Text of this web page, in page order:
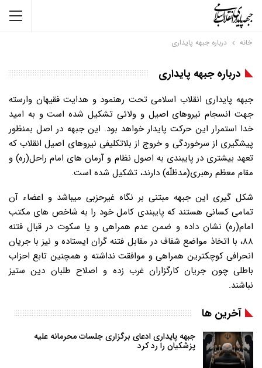
خانه درباره جبهه پایداری
درباره جبهه پایداری
جبهه پایداری انقلاب اسلامی تحت رهنمود و هدایت فقیهان وارسته
جهت انسجام نیروهای اصیل و ولائی تشکیل شده است و به امید
خدا استمرار این حرکت پایدار خواهد بود. این جبهه در اصل بمنظور
پیشگیری از سرخوردگی و خروج از بلاتکلیفی نیروهای اصیل انقلاب که
تعهد بیشتری در پایبندی به اصول نظام و آرمان های امام راحل(ره) و
مقام معظم رهبری(مدظلّه) دارند، تشکیل شده است.
شکل گیری این جبهه مبتنی بر نگاه غیرحزبی میباشد و اعضاء آن
تمامی کسانی هستند که پایبندی کامل خود را به شاخص های مکتب
امام(ره) نشان داده و ضمن عدم همراهی و یا سکوت در قبال فتنه
۸۸، با اتخاذ مواضع شفاف در مقابل فتنه گران ایستاده و نیز با جریان
انحرافی کوچکترین همراهی و موافقت نداشته و همچنین تابع احزاب
باطلی چون جریان کارگزاران غرب زده و اصلاح طلبان دین ستیز
نباشند.
آخرین ها
جبهه پایداری ادعای برگزاری جلسات محرمانه علیه
پزشکیان را رد کرد